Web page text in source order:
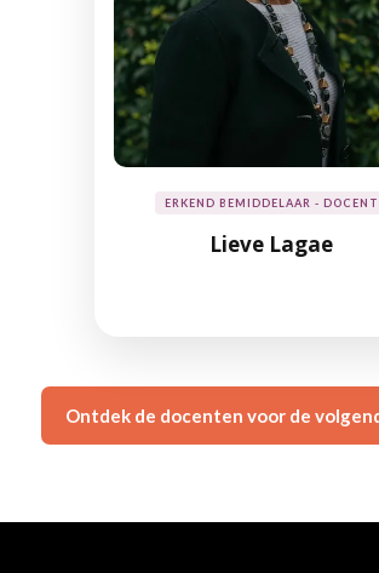
ERKEND BEMIDDELAAR - DOCENT
Lieve Lagae
Ontdek de docenten voor de